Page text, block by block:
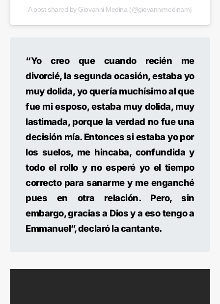
A post shared by Giovanni Medina (@giovannimedinam)
“Yo creo que cuando recién me
divorcié, la segunda ocasión, estaba yo
muy dolida, yo quería muchísimo al que
fue mi esposo, estaba muy dolida, muy
lastimada, porque la verdad no fue una
decisión mía. Entonces si estaba yo por
los suelos, me hincaba, confundida y
todo el rollo y no esperé yo el tiempo
correcto para sanarme y me enganché
pues en otra relación. Pero, sin
embargo, gracias a Dios y a eso tengo a
Emmanuel”, declaró la cantante.